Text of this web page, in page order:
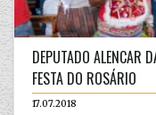
DEPUTADO ALENCAR
FESTA DO ROSÁRIO
17.07.2018